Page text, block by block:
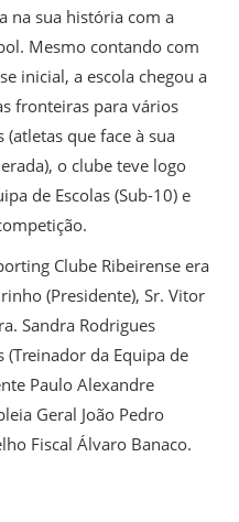
na sua história com a
Mesmo contando com
inicial, a escola chegou a
fronteiras para vários
(atletas que face à sua
o clube teve logo
de Escolas (Sub-10) e
Clube Ribeirense era
(Presidente), Sr. Vitor
Sandra Rodrigues
(Treinador da Equipa de
Paulo Alexandre
Geral João Pedro
Fiscal Álvaro Banaco.